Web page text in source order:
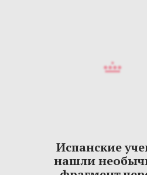
Испанские
нашли